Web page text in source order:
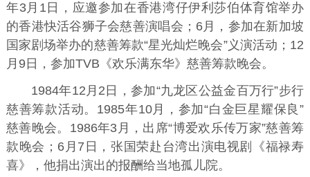
年3月1日，应邀参加在香港湾仔伊利莎伯体育馆举办
的香港快活谷狮子会慈善演唱会；6月，参加在新加坡
国家剧场举办的慈善筹款“星光灿烂晚会”义演活动；12
月9日，参加TVB《欢乐满东华》慈善筹款晚会。
1984年12月2日，参加“九龙区公益金百万行”步行
慈善筹款活动。1985年10月，参加“白金巨星耀保良”
慈善晚会。1986年3月，出席“博爱欢乐传万家”慈善筹
款晚会；6月7日，张国荣赴台湾出演电视剧《福禄寿
喜》，他捐出演出的报酬给当地孤儿院。